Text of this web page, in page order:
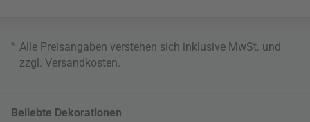
* Alle Preisangaben verstehen sich inklusive MwSt. und
zzgl. Versandkosten
Beliebte Dekorationen